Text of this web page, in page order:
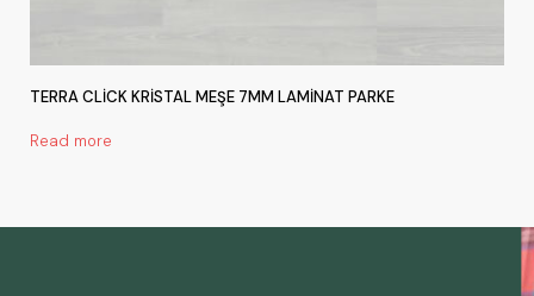
TERRA CLİCK KRİSTAL MEŞE 7MM LAMİNAT PARKE
Read more